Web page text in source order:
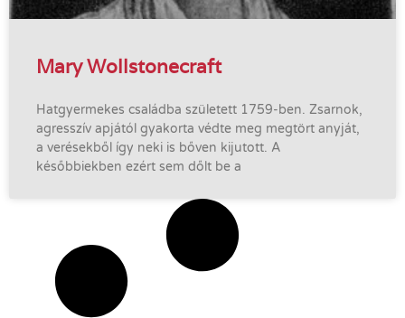
Mary Wollstonecraft
Hatgyermekes családba született 1759-ben. Zsarnok,
agresszív apjától gyakorta védte meg megtört anyját,
a verésekből így neki is bőven kijutott. A
későbbiekben ezért sem dőlt be a